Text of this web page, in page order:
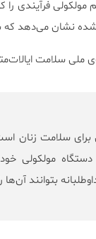
مولکولی فرآیندی
نشان می‌دهد
دستگاه مولکولی
بتوانند آن‌ها